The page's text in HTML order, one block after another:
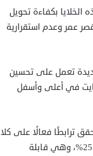
بكفاءة تحويل
عمر وعدم استقرارية
جديدة تعمل على تحسين
في أعلى وأسفل
ترابطًا فعالًا على كلا
الجانبين. نتيجة لذلك، تم تطوير خلايا بيروفسكايت شمسية جديدة تحقق كفاءة تحويل تبلغ 25.6%، وهي قابلة